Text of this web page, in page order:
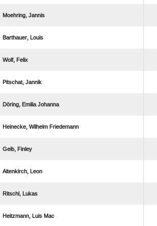
 
 
 
 
  
  
 
 
 
  